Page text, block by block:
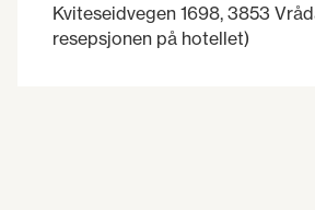
Kviteseidvegen 1698, 3853
resepsjonen på hotellet)